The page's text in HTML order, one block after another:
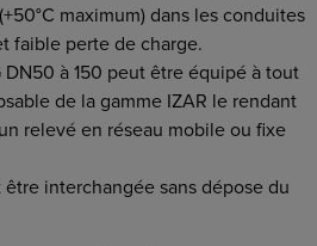
maximum) dans les conduites
faible perte de charge.
DN50 à 150 peut être équipé à tout
de la gamme IZAR le rendant
relevé en réseau mobile ou fixe
interchangée sans dépose du